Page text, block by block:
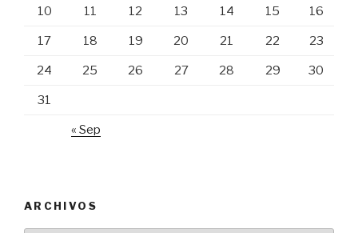
10 11 12 13 14 15 16
17 18 19 20 21 22 23
24 25 26 27 28 29 30
31
« Sep
ARCHIVOS